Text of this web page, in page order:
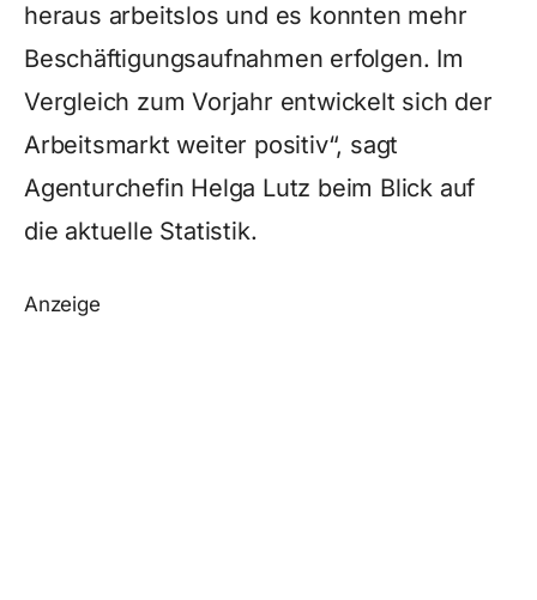
heraus arbeitslos und es konnten mehr
Beschäftigungsaufnahmen erfolgen. Im
Vergleich zum Vorjahr entwickelt sich der
Arbeitsmarkt weiter positiv“, sagt
Agenturchefin Helga Lutz beim Blick auf
die aktuelle Statistik.
Anzeige